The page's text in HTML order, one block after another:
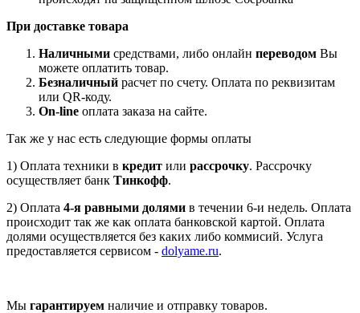
При доставке товара
Наличными средствами, либо онлайн переводом Вы
можете оплатить товар.
Безналичный расчет по счету. Оплата по реквизитам
или QR-коду.
On-line оплата заказа на сайте.
Так же у нас есть следующие формы оплаты
1) Оплата техники в кредит или рассрочку. Рассрочку
осуществляет банк Тинкофф.
2) Оплата 4-я равными долями в течении 6-и недель. Оплата
происходит так же как оплата банковской картой. Оплата
долями осуществляется без каких либо коммисий. Услуга
предоставляется сервисом - dolyame.ru.
Мы гарантируем наличие и отправку товаров.